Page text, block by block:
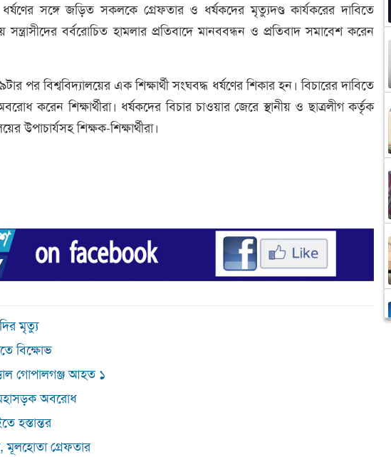
সঙ্গে জড়িত সকলকে গ্রেফতার ও ধর্ষকদের মৃত্যুদণ্ড কার্যকরের দাবিতে
সন্ত্রাসীদের বর্বরোচিত হামলার প্রতিবাদে মানববন্ধন ও প্রতিবাদ সমাবেশ করেন
পর বিশ্ববিদ্যালয়ের এক শিক্ষার্থী সংঘবদ্ধ ধর্ষণের শিকার হন। বিচারের দাবিতে
করেন শিক্ষার্থীরা। ধর্ষকদের বিচার চাওয়ার জেরে স্থানীয় ও ছাত্রলীগ কর্তৃক
উপাচার্যসহ শিক্ষক-শিক্ষার্থীরা।
মৃত্যু
বিক্ষোভ
গোপালগঞ্জ আহত ১
মহাসড়ক অবরোধ
হস্তান্তর
মূলহোতা গ্রেফতার